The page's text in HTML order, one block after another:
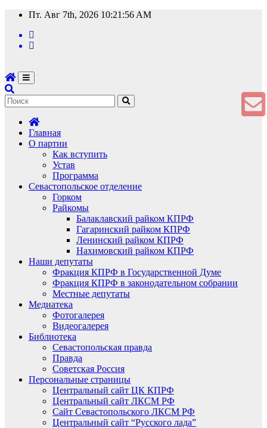
Перейти
содержимому
Пт. Авг 7th, 2026 10:21:56 AM
Главная
О партии
Как вступить
Устав
Программа
Севастопольское отделение
Горком
Райкомы
Балаклавский райком КПРФ
Гагаринский райком КПРФ
Ленинский райком КПРФ
Нахимовский райком КПРФ
Наши депутаты
Фракция КПРФ в Государственной Думе
Фракция КПРФ в законодательном собрании
Местные депутаты
Медиатека
Фотогалерея
Видеогалерея
Библиотека
Севастопольская правда
Правда
Советская Россия
Персональные страницы
Центральный сайт ЦК КПРФ
Центральный сайт ЛКСМ РФ
Сайт Севастопольского ЛКСМ РФ
Центральный сайт “Русского лада”